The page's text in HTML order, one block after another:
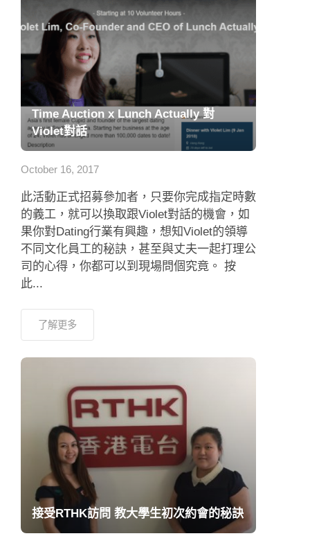
Time Auction x Lunch Actually 對
Violet對話
October 16, 2017
此活動正式招募參加者，只要你完成指定時數
的義工，就可以換取跟Violet對話的機會，如
果你對Dating行業有興趣，想知Violet的領導
不同文化員工的秘訣，甚至與丈夫一起打理公
司的心得，你都可以到現場問個究竟。 按
此...
了解更多
接受RTHK訪問 教大學生初次約會的秘訣